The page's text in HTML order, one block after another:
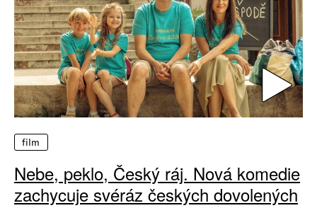
film
Nebe, peklo, Český ráj. Nová komedie
zachycuje svéráz českých dovolených